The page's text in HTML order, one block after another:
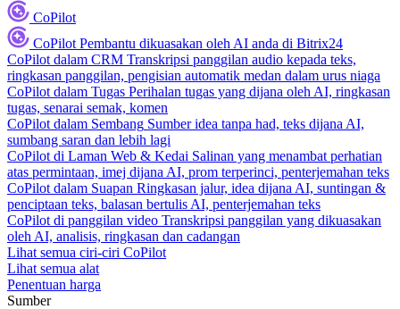
CoPilot
CoPilot Pembantu dikuasakan oleh AI anda di Bitrix24
CoPilot dalam CRM Transkripsi panggilan audio kepada teks,
ringkasan panggilan, pengisian automatik medan dalam urus niaga
CoPilot dalam Tugas Perihalan tugas yang dijana oleh AI, ringkasan
tugas, senarai semak, komen
CoPilot dalam Sembang Sumber idea tanpa had, teks dijana AI,
sumbang saran dan lebih lagi
CoPilot di Laman Web & Kedai Salinan yang menambat perhatian
atas permintaan, imej dijana AI, prom terperinci, penterjemahan teks
CoPilot dalam Suapan Ringkasan jalur, idea dijana AI, suntingan &
penciptaan teks, balasan bertulis AI, penterjemahan teks
CoPilot di panggilan video Transkripsi panggilan yang dikuasakan
oleh AI, analisis, ringkasan dan cadangan
Lihat semua ciri-ciri CoPilot
Lihat semua alat
Penentuan harga
Sumber